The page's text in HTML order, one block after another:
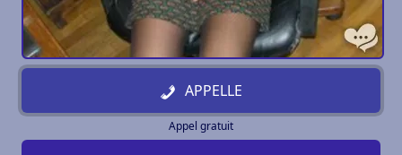
APPELLE
Appel gratuit